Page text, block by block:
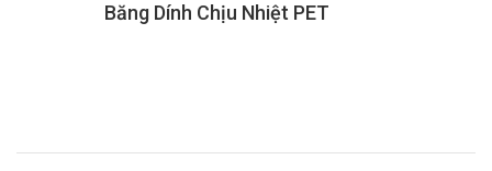
Băng Dính Chịu Nhiệt PET